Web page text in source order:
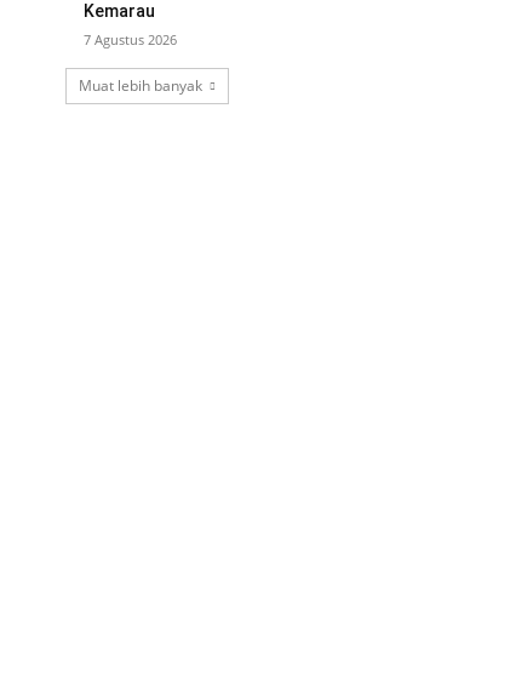
Kemarau
7 Agustus 2026
Muat lebih banyak